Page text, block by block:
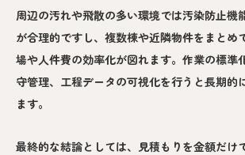
周辺の汚れや飛散の多い環境では汚染防止機
が合理的ですし、複数棟や近隣物件をまとめ
場や人件費の効率化が図れます。作業の標準
守管理、工程データの可視化を行うと長期的
ます。
最終的な結論としては、見積もりを金額だけ